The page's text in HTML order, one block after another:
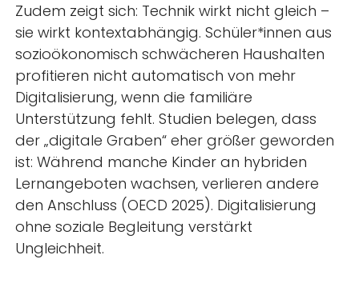
Zudem zeigt sich: Technik wirkt nicht gleich –
sie wirkt kontextabhängig. Schüler*innen aus
sozioökonomisch schwächeren Haushalten
profitieren nicht automatisch von mehr
Digitalisierung, wenn die familiäre
Unterstützung fehlt. Studien belegen, dass
der „digitale Graben“ eher größer geworden
ist: Während manche Kinder an hybriden
Lernangeboten wachsen, verlieren andere
den Anschluss (OECD 2025). Digitalisierung
ohne soziale Begleitung verstärkt
Ungleichheit.